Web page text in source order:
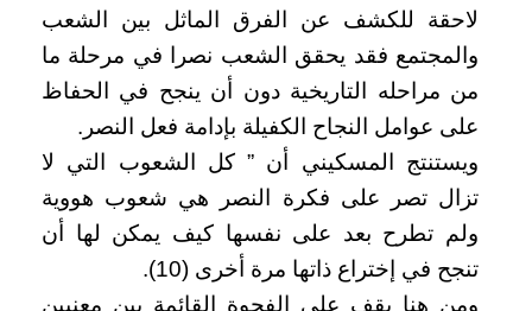
لاحقة للكشف عن الفرق الماثل بين الشعب
والمجتمع فقد يحقق الشعب نصرا في مرحلة ما
من مراحله التاريخية دون أن ينجح في الحفاظ
على عوامل النجاح الكفيلة بإدامة فعل النصر.
ويستنتج المسكيني أن ” كل الشعوب التي لا
تزال تصر على فكرة النصر هي شعوب هووية
ولم تطرح بعد على نفسها كيف يمكن لها أن
تنجح في إختراع ذاتها مرة أخرى (10).
ومن هنا يقف على الفجوة القائمة بين معنيين